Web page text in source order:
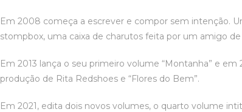
Em 2008 começa a escrever e compor sem intenção.
stompbox, uma caixa de charutos feita por um amigo
Em 2013 lança o seu primeiro volume “Montanha” e
produção de Rita Redshoes e “Flores do Bem”.
Em 2021, edita dois novos volumes, o quarto volume